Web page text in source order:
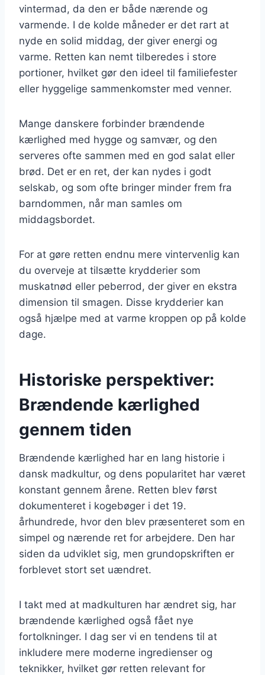
vintermad, da den er både nærende og
varmende. I de kolde måneder er det rart at
nyde en solid middag, der giver energi og
varme. Retten kan nemt tilberedes i store
portioner, hvilket gør den ideel til familiefester
eller hyggelige sammenkomster med venner.
Mange danskere forbinder brændende
kærlighed med hygge og samvær, og den
serveres ofte sammen med en god salat eller
brød. Det er en ret, der kan nydes i godt
selskab, og som ofte bringer minder frem fra
barndommen, når man samles om
middagsbordet.
For at gøre retten endnu mere vintervenlig kan
du overveje at tilsætte krydderier som
muskatnød eller peberrod, der giver en ekstra
dimension til smagen. Disse krydderier kan
også hjælpe med at varme kroppen op på kolde
dage.
Historiske perspektiver:
Brændende kærlighed
gennem tiden
Brændende kærlighed har en lang historie i
dansk madkultur, og dens popularitet har været
konstant gennem årene. Retten blev først
dokumenteret i kogebøger i det 19.
århundrede, hvor den blev præsenteret som en
simpel og nærende ret for arbejdere. Den har
siden da udviklet sig, men grundopskriften er
forblevet stort set uændret.
I takt med at madkulturen har ændret sig, har
brændende kærlighed også fået nye
fortolkninger. I dag ser vi en tendens til at
inkludere mere moderne ingredienser og
teknikker, hvilket gør retten relevant for